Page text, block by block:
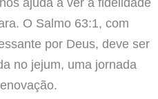
O Salmo 63:1, com
por Deus, deve ser
no jejum, uma jornada